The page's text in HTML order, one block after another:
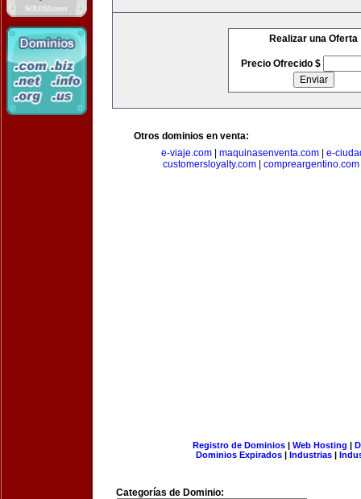
Realizar una Oferta
Precio Ofrecido $
Otros dominios en venta:
e-viaje.com| maquinasenventa.com| e-
customersloyalty.com| compreargentino.com
Registro de Dominios| Web Hosting |
Dominios Expirados | Industrias |
Categorías de Dominio: